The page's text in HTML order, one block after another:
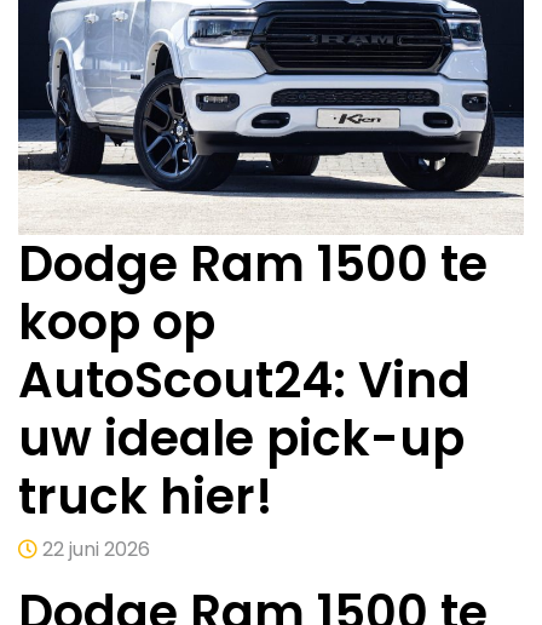
Dodge Ram 1500 te
koop op
AutoScout24: Vind
uw ideale pick-up
truck hier!
22 juni 2026